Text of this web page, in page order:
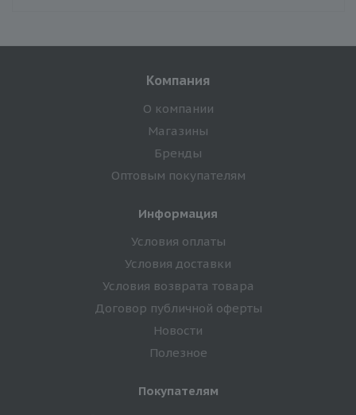
Компания
О компании
Магазины
Бренды
Оптовым покупателям
Информация
Условия оплаты
Условия доставки
Условия возврата товара
Договор публичной оферты
Новости
Полезное
Покупателям